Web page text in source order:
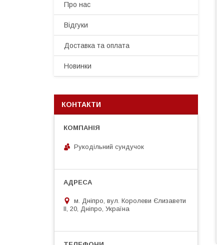
Про нас
Відгуки
Доставка та оплата
Новинки
КОНТАКТИ
Рукодільний сундучок
м. Дніпро, вул. Королеви Єлизавети
ІІ, 20, Дніпро, Україна